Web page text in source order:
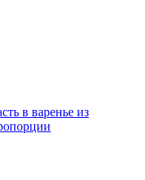
в варенье из